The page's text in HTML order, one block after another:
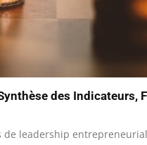
des Indicateurs,
de leadership